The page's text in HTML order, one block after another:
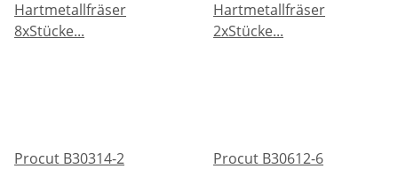
Procut B30314-2
Procut B30612-6